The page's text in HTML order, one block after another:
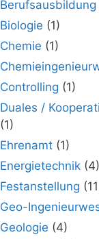
Berufsausbildung
Biologie (1)
Chemie (1)
Controlling (1)
Duales /
(1)
Ehrenamt (1)
Energietechnik (4)
Festanstellung
Geo-
Geologie (4)